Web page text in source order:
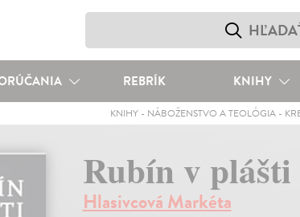
REBRÍK KNIHY
KNIHY - NÁBOŽENSTVO A TEOLÓGIA -
Rubín v
Hlasivcová Markéta